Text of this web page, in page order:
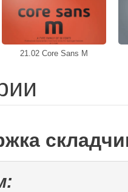
21.02 Core Sans M